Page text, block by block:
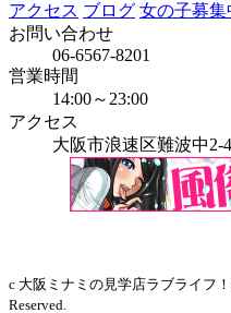
アクセス ブログ 女の子募集
お問い合わせ
06-6567-8201
営業時間
14:00～23:00
アクセス
大阪市浪速区難波中2-
c 大阪ミナミの見学店ラブライフ
Reserved.